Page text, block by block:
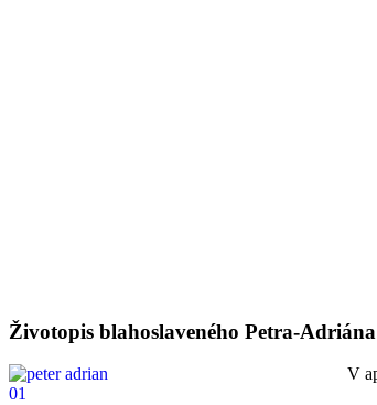
Životopis blahoslaveného Petra-
V